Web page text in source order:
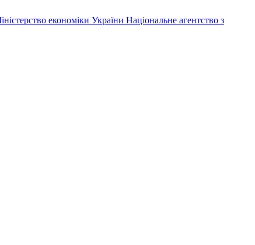
економіки України Національне агентство з